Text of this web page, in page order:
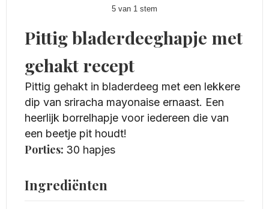
5 van 1 stem
Pittig bladerdeeghapje met
gehakt recept
Pittig gehakt in bladerdeeg met een lekkere
dip van sriracha mayonaise ernaast. Een
heerlijk borrelhapje voor iedereen die van
een beetje pit houdt!
Porties: 30 hapjes
Ingrediënten